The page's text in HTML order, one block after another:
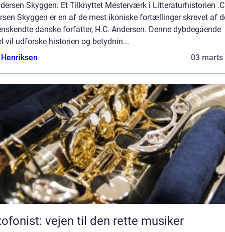
Skyggen: Et Tilknyttet Mesterværk i Litteraturhistorien
Skyggen er en af de mest ikoniske fortællinger skrevet af
danske forfatter, H.C. Andersen. Denne dybdegående
vil udforske historien og betydnin...
03 marts
vejen til den rette musiker